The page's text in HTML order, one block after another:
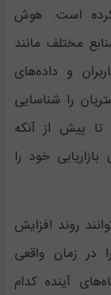
کرده است. هوش
مختلف مانند
و داده‌های
را شناسایی
پیش از آنکه
خود را
روند افزایش
زمان واقعی
آینده کدام